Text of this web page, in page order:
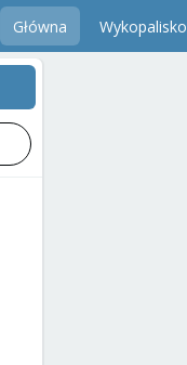
Główna Wykopalisko